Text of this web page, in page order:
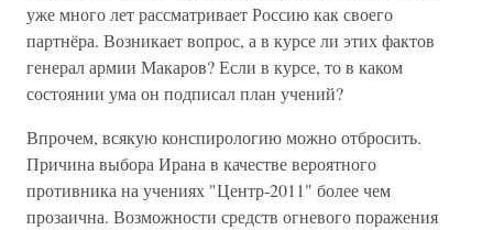
уже много лет рассматривает Россию как своего
партнёра. Возникает вопрос, а в курсе ли этих фактов
генерал армии Макаров? Если в курсе, то в каком
состоянии ума он подписал план учений?
Впрочем, всякую конспирологию можно отбросить.
Причина выбора Ирана в качестве вероятного
противника на учениях "Центр-2011" более чем
прозаична. Возможности средств огневого поражения